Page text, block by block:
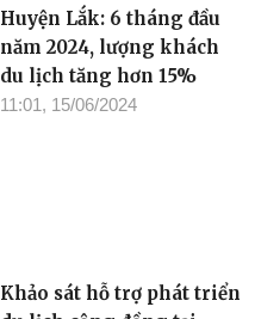
Lắk
11:24, 20/06/2024
năm 2024, lượng khách